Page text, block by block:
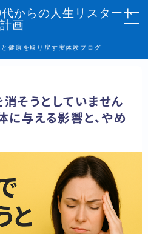
からの人生リスタート
計画
健康を取り戻す実体験ブログ
そうとしていません
与える影響と、やめ